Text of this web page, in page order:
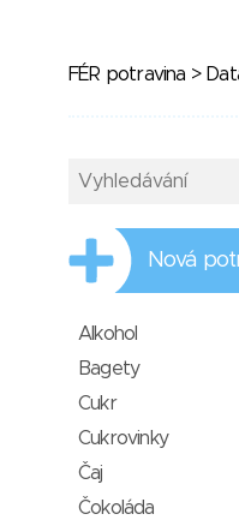
FÉR potravina >
Nová
Alkohol
Bagety
Cukr
Cukrovinky
Čaj
Čokoláda